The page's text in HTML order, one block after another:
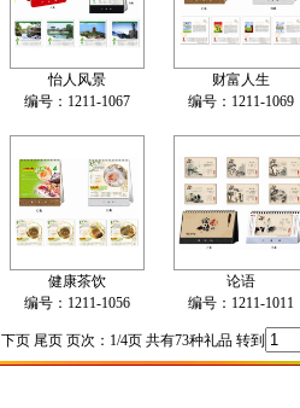
怡人风景
编号：1211-1067
财富人生
编号：1211-1069
健康茶饮
编号：1211-1056
论语
编号：1211-1011
下页 尾页页次：1/4页 共有73种礼品 转到